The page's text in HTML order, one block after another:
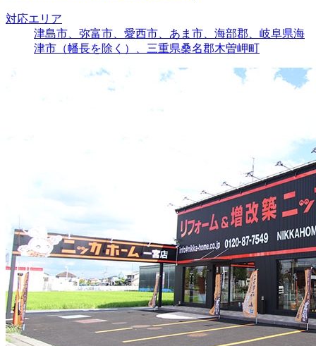
対応エリア
津島市、弥富市、愛西市、あま市、海部郡、岐阜県海
津市（幡長を除く）、三重県桑名郡木曽岬町